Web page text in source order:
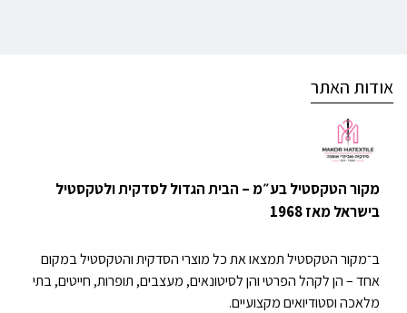
אודות האתר
מקור הטקסטיל בע״מ – הבית הגדול לסדקית ולטקסטיל
בישראל מאז 1968
ב־מקור הטקסטיל תמצאו את כל מוצרי הסדקית והטקסטיל במקום
אחד – הן לקהל הפרטי והן לסיטונאים, מעצבים, תופרות, חייטים, בתי
מלאכה וסטודיואים מקצועיים.